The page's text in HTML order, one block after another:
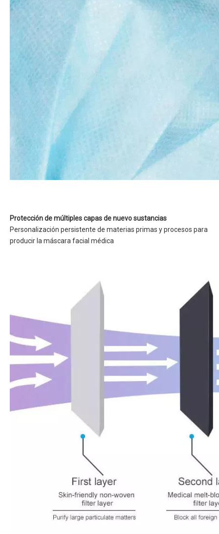
Protección de múltiples capas de nuevo sustancias
Personalización persistente de materias primas y procesos para
producir la máscara facial médica